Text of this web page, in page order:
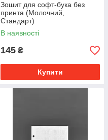
Зошит для софт-бука без
принта (Молочний,
Стандарт)
В наявності
145 ₴
Купити